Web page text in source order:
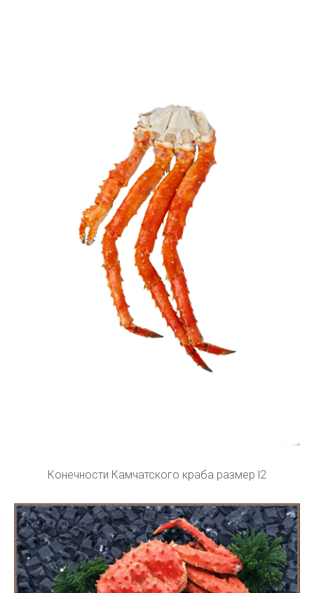
Конечности Камчатского краба размер l2